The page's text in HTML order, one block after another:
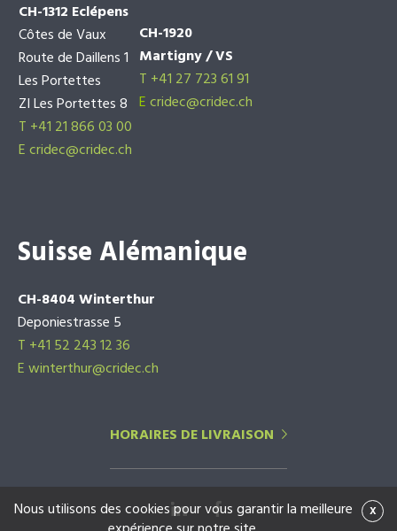
CH-1312 Eclépens
Côtes de Vaux
Route de Daillens 1
Les Portettes
ZI Les Portettes 8
T +41 21 866 03 00
Ecridec@cridec.ch
CH-1920
Martigny / VS
T +41 27 723 61 91
Ecridec@cridec.ch
Suisse Alémanique
CH-8404 Winterthur
Deponiestrasse 5
T +41 52 243 12 36
E winterthur@cridec.ch
HORAIRES DE LIVRAISON
x
Nous utilisons des cookies pour vous garantir la meilleure